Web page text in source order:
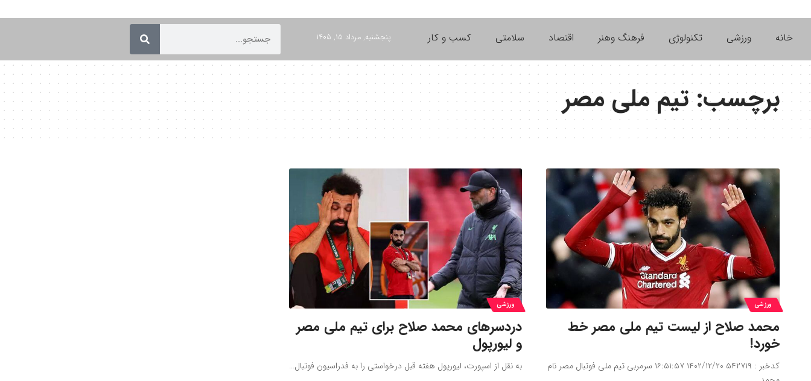
خانه ورزشی تکنولوژی فرهنگ وهنر اقتصاد سلامتی کسب و کار پنجشنبه, مرداد ۱۵, ۱۴۰۵
برچسب:تیم ملی مصر
ورزشی
محمد صلاح از لیست تیم ملی مصر خط
خورد!
کدخبر : ۵۴۲۷۱۹ ۱۴۰۲/۱۲/۲۰ ۱۶:۵۱:۵۷ سرمربی تیم ملی فوتبال مصر نام
ورزشی
دردسرهای محمد صلاح برای تیم ملی مصر
و لیورپول
به نقل از اسپورت، لیورپول هفته قبل درخواستی را به فدراسیون فوتبال…